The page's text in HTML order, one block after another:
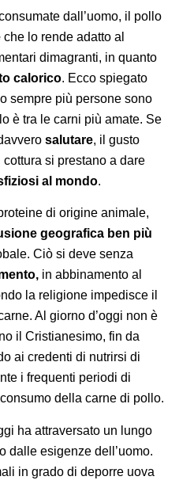
dall’uomo, il pollo
che lo rende adatto al
dimagranti, in quanto
calorico. Ecco spiegato
sempre più persone sono
è tra le carni più amate. Se
salutare, il gusto
si prestano a dare
al mondo.
di origine animale,
geografica ben più
Ciò si deve senza
in abbinamento al
la religione impedisce il
Al giorno d’oggi non è
il Cristianesimo, fin da
ai credenti di nutrirsi di
i frequenti periodi di
della carne di pollo.
ha attraversato un lungo
dalle esigenze dell’uomo.
in grado di deporre uova